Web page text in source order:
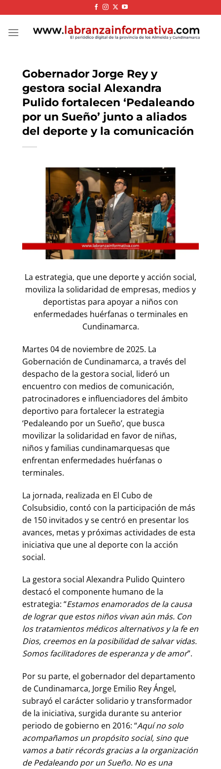
to
content
Gobernador Jorge Rey y
gestora social Alexandra
Pulido fortalecen ‘Pedaleando
por un Sueño’ junto a aliados
del deporte y la comunicación
La estrategia, que une deporte y acción social,
moviliza la solidaridad de empresas, medios y
deportistas para apoyar a niños con
enfermedades huérfanas o terminales en
Cundinamarca.
Martes 04 de noviembre de 2025. La
Gobernación de Cundinamarca, a través del
despacho de la gestora social, lideró un
encuentro con medios de comunicación,
patrocinadores e influenciadores del ámbito
deportivo para fortalecer la estrategia
‘Pedaleando por un Sueño’, que busca
movilizar la solidaridad en favor de niñas,
niños y familias cundinamarquesas que
enfrentan enfermedades huérfanas o
terminales.
La jornada, realizada en El Cubo de
Colsubsidio, contó con la participación de más
de 150 invitados y se centró en presentar los
avances, metas y próximas actividades de esta
iniciativa que une al deporte con la acción
social.
La gestora social Alexandra Pulido Quintero
destacó el componente humano de la
estrategia: “Estamos enamorados de la causa
de lograr que estos niños vivan aún más. Con
los tratamientos médicos alternativos y la fe en
Dios, creemos en la posibilidad de salvar vidas.
Somos facilitadores de esperanza y de amor”.
Por su parte, el gobernador del departamento
de Cundinamarca, Jorge Emilio Rey Ángel,
subrayó el carácter solidario y transformador
de la iniciativa, surgida durante su anterior
periodo de gobierno en 2016: “Aquí no solo
acompañamos un propósito social, sino que
vamos a batir récords gracias a la organización
de Pedaleando por un Sueño. No es una